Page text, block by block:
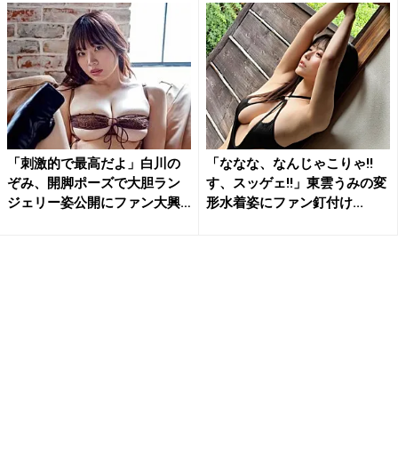
「刺激的で最高だよ」白川の
ぞみ、開脚ポーズで大胆ラン
ジェリー姿公開にファン大興
「ななな、なんじゃこりゃ!!
す、スッゲェ!!」東雲うみの変
形水着姿にファン釘付け...